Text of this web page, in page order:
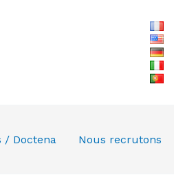
/ Doctena Nous recrutons